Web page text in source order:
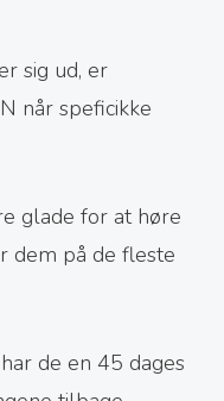
sig ud, er
når speficikke
glade for at høre
dem på de fleste
de en 45 dages